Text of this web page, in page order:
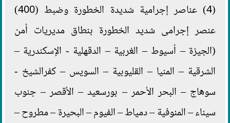
(4) عناصر إجرامية شديدة الخطورة وضبط (400)
عنصر إجرامى شديد الخطورة بنطاق مديريات أمن
(الجيزة – أسيوط – الغربية – الدقهلية - الإسكندرية –
الشرقية – المنيا – القليوبية – السويس – كفرالشيخ -
سوهاج – البحر الأحمر – بورسعيد – الأقصر – جنوب
سيناء – المنوفية – دمياط – الفيوم – البحيرة – مطروح –